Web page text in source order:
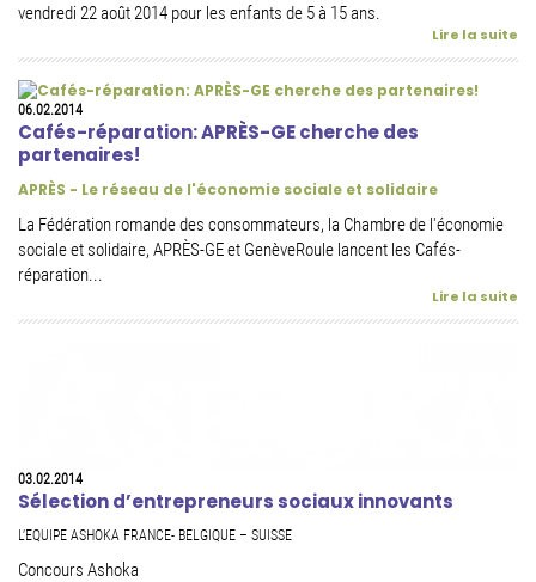
vendredi 22 août 2014 pour les enfants de 5 à 15 ans.
Lire la suite
06.02.2014
Cafés-réparation: APRÈS-GE cherche des
partenaires!
APRÈS - Le réseau de l'économie sociale et solidaire
La Fédération romande des consommateurs, la Chambre de l'économie
sociale et solidaire, APRÈS-GE et GenèveRoule lancent les Cafés-
réparation...
Lire la suite
03.02.2014
Sélection d’entrepreneurs sociaux innovants
L’EQUIPE ASHOKA FRANCE- BELGIQUE – SUISSE
Concours Ashoka